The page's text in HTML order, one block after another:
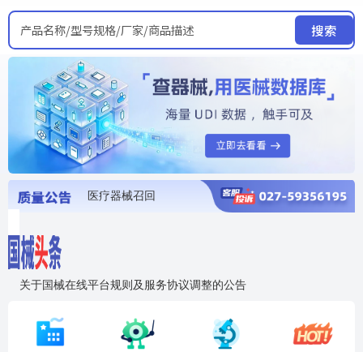
产品名称/型号规格/厂家/商品描述 搜索
医疗器械召回
关于国械在线平台规则及服务协议调整的公告
国药创研AED开启全国招商